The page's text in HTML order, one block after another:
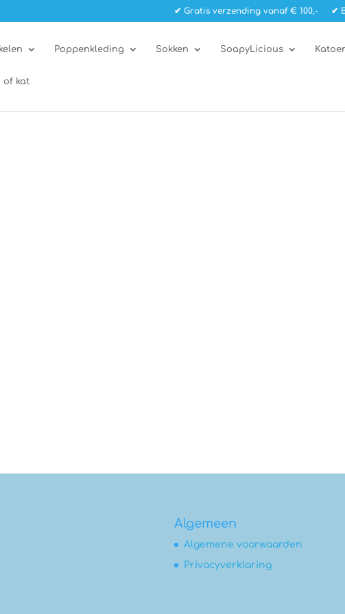
✔ Gratis verzending vanaf € 100,- ✔
Poppenkleding Sokken SoapyLicious
of kat
Algemeen
Algemene voorwaarden
Privacyverklaring